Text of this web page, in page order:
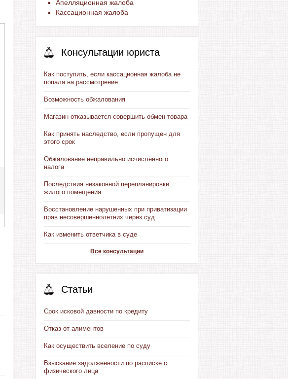
Апелляционная жалоба
Кассационная жалоба
Консультации юриста
Как поступить, если кассационная жалоба не
попала на рассмотрение
Возможность обжалования
Магазин отказывается совершить обмен товара
Как принять наследство, если пропущен для
этого срок
Обжалование неправильно исчисленного
налога
Последствия незаконной перепланировки
жилого помещения
Восстановление нарушенных при приватизации
прав несовершеннолетних через суд
Как изменить ответчика в суде
Все консультации
Статьи
Срок исковой давности по кредиту
Отказ от алиментов
Как осуществить вселение по суду
Взыскание задолженности по расписке с
физического лица